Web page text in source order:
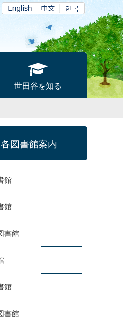
世田谷を知る
各図書館案内
館
館
書館
館
書館